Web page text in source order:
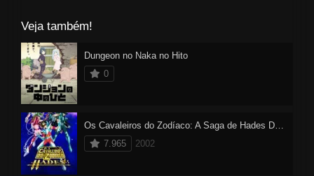
Veja também!
Dungeon no Naka no Hito
0
7.965
2002